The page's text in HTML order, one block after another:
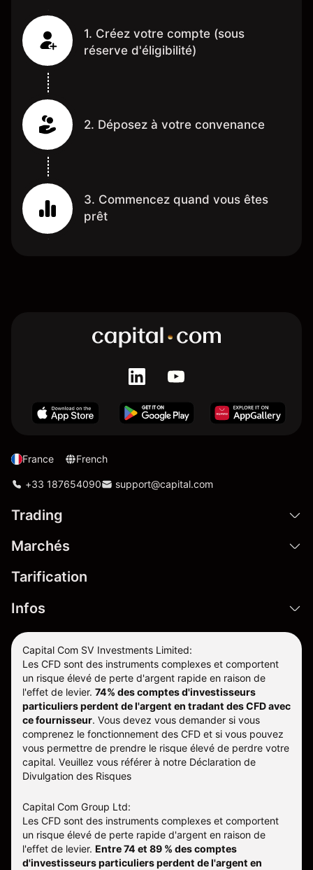
1. Créez votre compte (sous
réserve d'éligibilité)
2. Déposez à votre convenance
3. Commencez quand vous êtes
prêt
France French
+33 187654090 support@capital.com
Trading
Marchés
Tarification
Infos
Capital Com SV Investments Limited:
Les CFD sont des instruments complexes et comportent
un risque élevé de perte d'argent rapide en raison de
l'effet de levier. 74% des comptes d'investisseurs
particuliers perdent de l'argent en tradant des CFD avec
ce fournisseur. Vous devez vous demander si vous
comprenez le fonctionnement des CFD et si vous pouvez
vous permettre de prendre le risque élevé de perdre votre
capital. Veuillez vous référer à notre Déclaration de
Divulgation des Risques
Capital Com Group Ltd:
Les CFD sont des instruments complexes et comportent
un risque élevé de perte rapide d'argent en raison de
l'effet de levier. Entre 74 et 89 % des comptes
d'investisseurs particuliers perdent de l'argent en